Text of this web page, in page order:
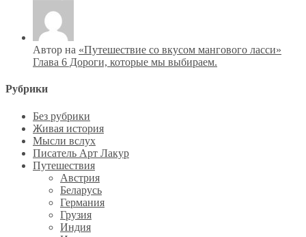
Автор на «Путешествие со вкусом мангового ласси»
Глава 6 Дороги, которые мы выбираем.
Рубрики
Без рубрики
Живая история
Мысли вслух
Писатель Арт Лакур
Путешествия
Австрия
Беларусь
Германия
Грузия
Индия